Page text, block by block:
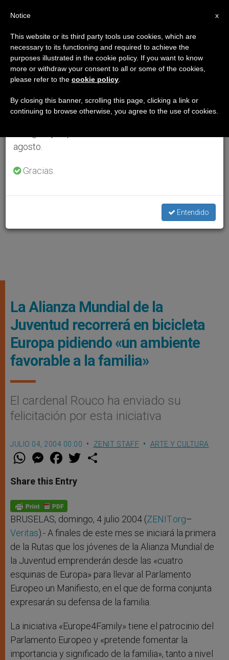
La Alianza Mundial de la
Juventud recorrerá en bicicleta
Europa pidiendo «un ambiente
favorable a la familia»
El cardenal Rouco ha enviado su
felicitación por esta iniciativa
JULIO 04, 2004 00:00 ZENIT STAFF ARTE Y CULTURA
W
t
s
p
p
M
e
s
e
g
e
r
F
a
e
b
o
k
w
Share this Entry
BRUSELAS, domingo, 4 julio 2004 (ZENIT.org–
Veritas).- A finales de este mes se iniciará la primera
de la Rutas que los jóvenes de la Alianza Mundial de
la Juventud emprenderán desde las «cuatro
esquinas de Europa» para llevar al Parlamento
Europeo un Manifiesto, en el que de forma conjunta
expresarán su defensa de la familia.
La iniciativa «Europe4Family» tiene el patrocinio del
Parlamento Europeo y «pretende fomentar la
importancia y significado de la familia», tanto a nivel
×
Aviso importante
Del 27 de julio al 7 de agosto haremos la pausa
anual, aprovechando que en el periodo de verano
se generan menos informaciones y también el
agosto.
Gracias.
Entendido
x
Notice
This website or its third party tools use cookies, which are
necessary to its functioning and required to achieve the
purposes illustrated in the cookie policy. If you want to know
more or withdraw your consent to all or some of the cookies,
please refer to the cookie policy
By closing this banner, scrolling this page, clicking a link or
continuing to browse otherwise, you agree to the use of cookies.